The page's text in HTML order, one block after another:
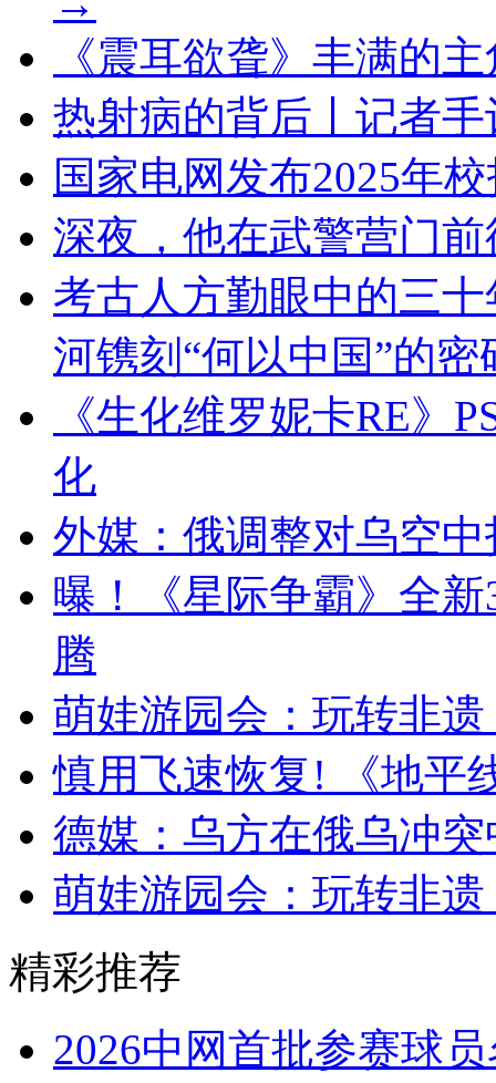
《震耳欲聋》丰满的
热射病的背后丨记者手
国家电网发布2025年
深夜，他在武警营门
考古人方勤眼中的三
河镌刻“何以中国”的密
《生化维罗妮卡RE》
化
外媒：俄调整对乌空
曝！《星际争霸》全
腾
萌娃游园会：玩转非
慎用飞速恢复! 《地平
德媒：乌方在俄乌冲
萌娃游园会：玩转非
精彩推荐
2026中网首批参赛球